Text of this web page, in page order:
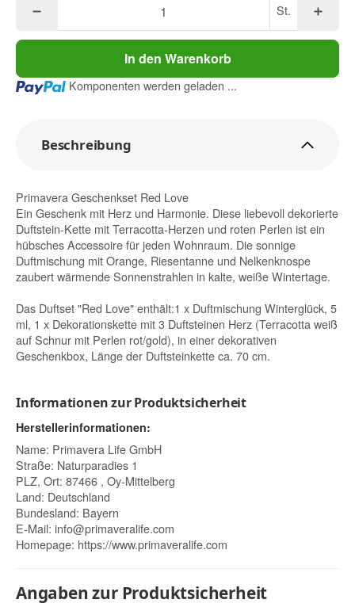
St.
In den Warenkorb
Loading... Komponenten werden geladen ...
Beschreibung
Primavera Geschenkset Red Love
Ein Geschenk mit Herz und Harmonie. Diese liebevoll dekorierte
Duftstein-Kette mit Terracotta-Herzen und roten Perlen ist ein
hübsches Accessoire für jeden Wohnraum. Die sonnige
Duftmischung mit Orange, Riesentanne und Nelkenknospe
zaubert wärmende Sonnenstrahlen in kalte, weiße Wintertage.
Das Duftset "Red Love" enthält:1 x Duftmischung Winterglück, 5
ml, 1 x Dekorationskette mit 3 Duftsteinen Herz (Terracotta weiß
auf Schnur mit Perlen rot/gold), in einer dekorativen
Geschenkbox, Länge der Duftsteinkette ca. 70 cm.
Informationen zur Produktsicherheit
Herstellerinformationen:
Name: Primavera Life GmbH
Straße: Naturparadies 1
PLZ, Ort: 87466 , Oy-Mittelberg
Land: Deutschland
Bundesland: Bayern
E-Mail: info@primaveralife.com
Homepage: https://www.primaveralife.com
Angaben zur Produktsicherheit